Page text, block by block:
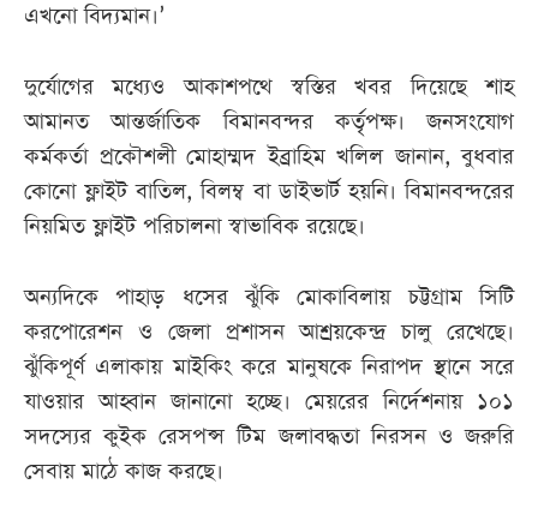
এখনো বিদ্যমান।’
দুর্যোগের মধ্যেও আকাশপথে স্বস্তির খবর দিয়েছে শাহ
আমানত আন্তর্জাতিক বিমানবন্দর কর্তৃপক্ষ। জনসংযোগ
কর্মকর্তা প্রকৌশলী মোহাম্মদ ইব্রাহিম খলিল জানান, বুধবার
কোনো ফ্লাইট বাতিল, বিলম্ব বা ডাইভার্ট হয়নি। বিমানবন্দরের
নিয়মিত ফ্লাইট পরিচালনা স্বাভাবিক রয়েছে।
অন্যদিকে পাহাড় ধসের ঝুঁকি মোকাবিলায় চট্টগ্রাম সিটি
করপোরেশন ও জেলা প্রশাসন আশ্রয়কেন্দ্র চালু রেখেছে।
ঝুঁকিপূর্ণ এলাকায় মাইকিং করে মানুষকে নিরাপদ স্থানে সরে
যাওয়ার আহ্বান জানানো হচ্ছে। মেয়রের নির্দেশনায় ১০১
সদস্যের কুইক রেসপন্স টিম জলাবদ্ধতা নিরসন ও জরুরি
সেবায় মাঠে কাজ করছে।